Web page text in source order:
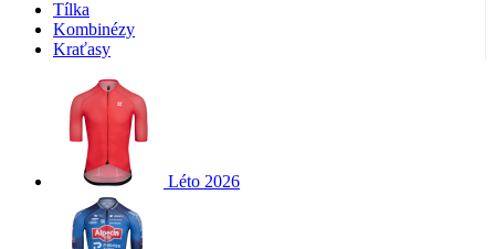
Tílka
Kombinézy
Kraťasy
Léto 2026